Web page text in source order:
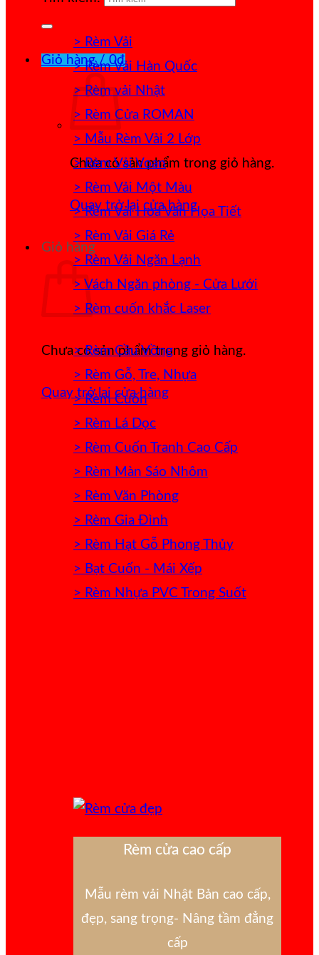
Giỏ hàng /0₫
Chưa có sản phẩm trong giỏ hàng.
Quay trở lại cửa hàng
Giỏ hàng
Chưa có sản phẩm trong giỏ hàng.
Quay trở lại cửa hàng
> Rèm Vải
> Rèm Vải Hàn Quốc
> Rèm vải Nhật
> Rèm Cửa ROMAN
> Mẫu Rèm Vải 2 Lớp
> Rèm Vải Voan
> Rèm Vải Một Màu
> Rèm Vải Hoa Văn Họa Tiết
> Rèm Vải Giá Rẻ
> Rèm Vải Ngăn Lạnh
> Vách Ngăn phòng - Cửa Lưới
> Rèm cuốn khắc Laser
> Rèm Cầu Vồng
> Rèm Gỗ, Tre, Nhựa
> Rèm Cuốn
> Rèm Lá Dọc
> Rèm Cuốn Tranh Cao Cấp
> Rèm Màn Sáo Nhôm
> Rèm Văn Phòng
> Rèm Gia Đình
> Rèm Hạt Gỗ Phong Thủy
> Bạt Cuốn - Mái Xếp
> Rèm Nhựa PVC Trong Suốt
Rèm cửa cao cấp
Mẫu rèm vải Nhật Bản cao cấp,
đẹp, sang trọng- Nâng tầm đẳng
cấp